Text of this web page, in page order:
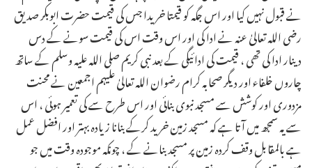
نے قبول نہیں کیا اور اس جگہ کو قیمتا خریدا جس کی قیمت حضرت ابوبکر صدیق
رضی اللہ تعالیٰ عنہ نے ادا کی اور اس وقت اس کی قیمت سونے کے دس
دینار ادا کی تھی ، قیمت کی ادائیگی کے بعد نبی کریم صلی اللہ علیہ وسلم کے ساتھ
چاروں خلفاء اور دیگر صحابہ کرام رضوان اللہ تعالیٰ علیہم اجمعین نے محنت
مزدوری اور کوشش سے مسجد نبوی بنائی اور اس طرح سے کی تعمیر ہوئی ، اس
سے یہ سمجھ میں آتا ہے کہ مسجد زمین خرید کرکے بنانا زیادہ بہتر اور افضل عمل
ہے بالمقابل وقف کردہ زمین پر مسجد بنانے کے ، چونکہ موجودہ وقت میں جو